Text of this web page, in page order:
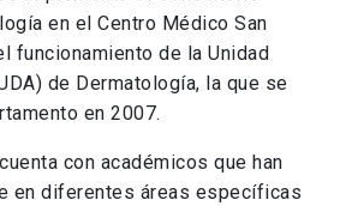
en el Centro Médico San
funcionamiento de la Unidad
de Dermatología, la que se
en 2007.
con académicos que han
en diferentes áreas específicas